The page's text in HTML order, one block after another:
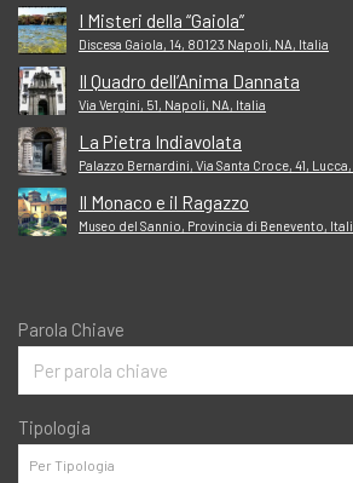
I Misteri della “Gaiola”
Discesa Gaiola, 14, 80123 Napoli, NA, Italia
Il Quadro dell’Anima Dannata
Via Vergini, 51, Napoli, NA, Italia
La Pietra Indiavolata
Palazzo Bernardini, Via Santa Croce, 41,
Il Monaco e il Ragazzo
Museo del Sannio, Provincia di Benevento,
Parola Chiave
Tipologia